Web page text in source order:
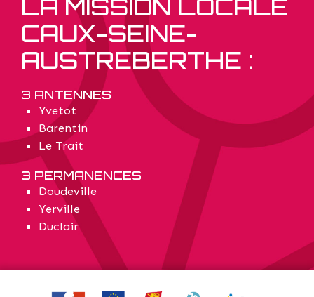
LA MISSION LOCALE
CAUX-SEINE-
AUSTREBERTHE :
3 ANTENNES
Yvetot
Barentin
Le Trait
3 PERMANENCES
Doudeville
Yerville
Duclair